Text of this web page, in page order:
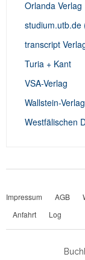
Orlanda Verlag
studium.utb.de
transcript
Turia + Kant
VSA-Verlag
Wallstein-Verlag
Westfälischen
Impressum AGB
Anfahrt
Log